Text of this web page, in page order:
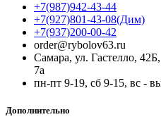
+7(987)942-43-44
+7(927)801-43-08(Дим)
+7(937)200-00-42
order@rybolov63.ru
Самара, ул. Гастелло,
7а
пн-пт 9-19, сб 9-15, вс -
Дополнительно